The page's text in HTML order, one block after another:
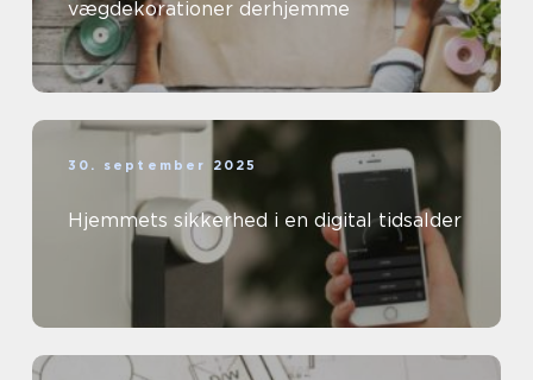
vægdekorationer derhjemme
30. september 2025
Hjemmets sikkerhed i en digital tidsalder